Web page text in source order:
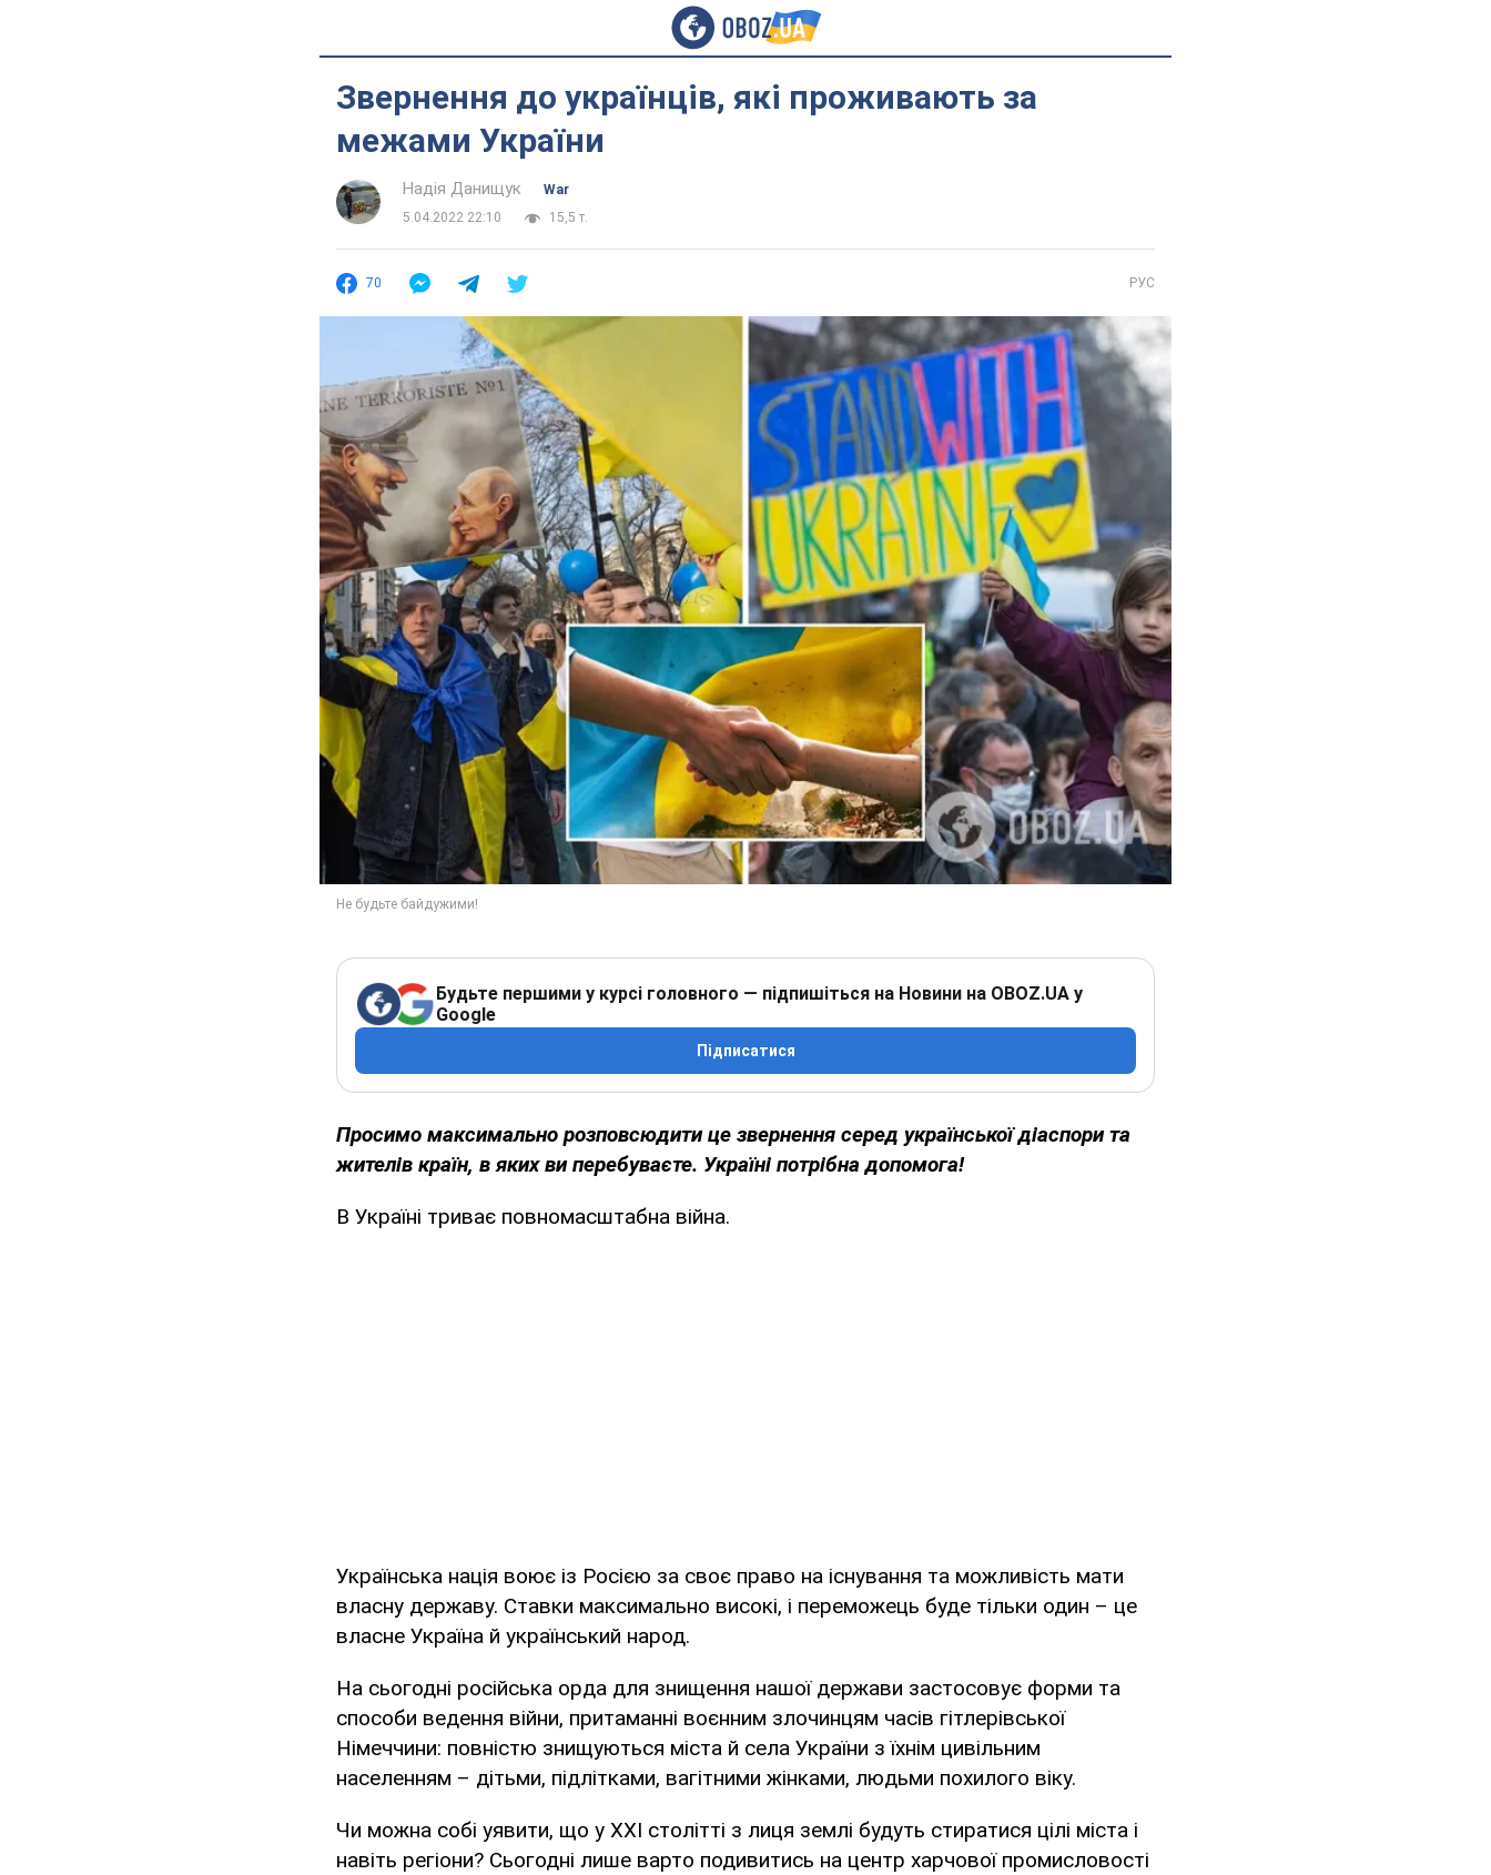
Звернення до українців, які проживають за
межами України
Надія Данищук
War
5.04.2022 22:10
15,5 т.
70 РУС
Будьте першими у курсі головного — підпишіться на Новини на OBOZ.UA у
Google
Підписатися
Просимо максимально розповсюдити це звернення серед української діаспори та
жителів країн, в яких ви перебуваєте. Україні потрібна допомога!
В Україні триває повномасштабна війна.
Українська нація воює із Росією за своє право на існування та можливість мати
власну державу. Ставки максимально високі, і переможець буде тільки один – це
власне Україна й український народ.
На сьогодні російська орда для знищення нашої держави застосовує форми та
способи ведення війни, притаманні воєнним злочинцям часів гітлерівської
Німеччини: повністю знищуються міста й села України з їхнім цивільним
населенням – дітьми, підлітками, вагітними жінками, людьми похилого віку.
Чи можна собі уявити, що у ХХІ столітті з лиця землі будуть стиратися цілі міста і
навіть регіони? Сьогодні лише варто подивитись на центр харчової промисловості